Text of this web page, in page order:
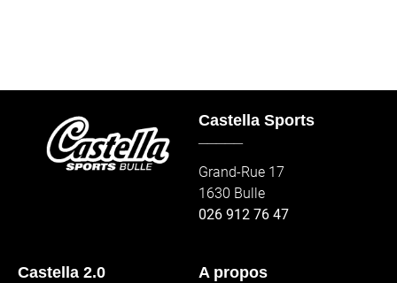
Castella Sports
Grand-Rue 17
1630 Bulle
026 912 76 47
Castella 2.0
A propos